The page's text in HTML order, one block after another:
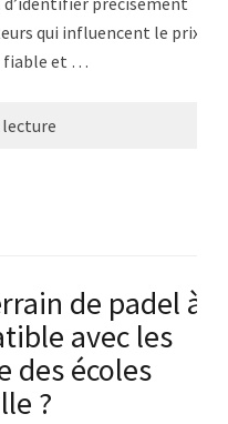
qui influencent le prix
fiable et …
de padel à
avec les
des écoles
?